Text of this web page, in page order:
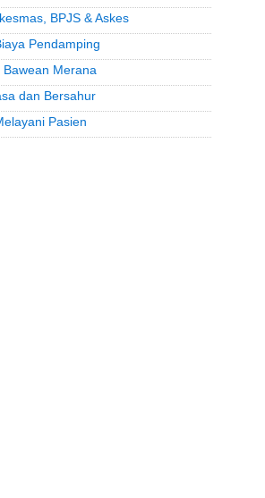
BPJS & Askes
Pendamping
Merana
dan Bersahur
Pasien